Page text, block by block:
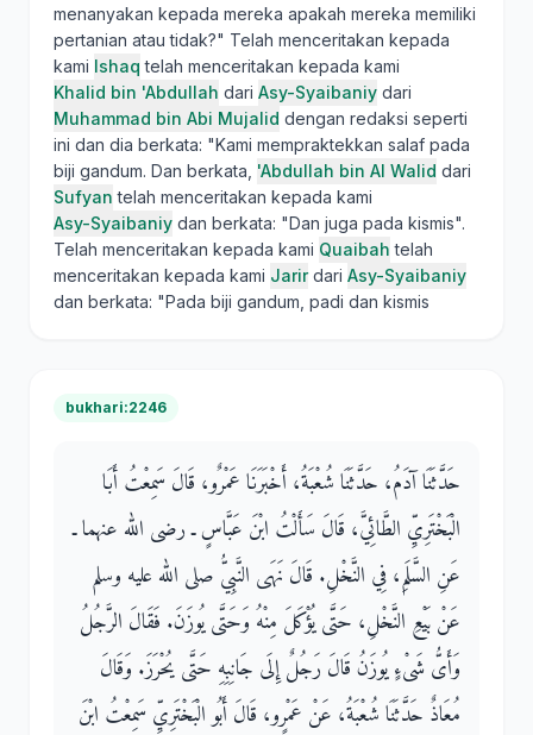
menanyakan kepada mereka apakah mereka memiliki
pertanian atau tidak?" Telah menceritakan kepada
kami Ishaq telah menceritakan kepada kami
Khalid bin 'Abdullah dari Asy-Syaibaniy dari
Muhammad bin Abi Mujalid dengan redaksi seperti
ini dan dia berkata: "Kami mempraktekkan salaf pada
biji gandum. Dan berkata, 'Abdullah bin Al Walid dari
Sufyan telah menceritakan kepada kami
Asy-Syaibaniy dan berkata: "Dan juga pada kismis".
Telah menceritakan kepada kami Quaibah telah
menceritakan kepada kami Jarirdari Asy-Syaibaniy
dan berkata: "Pada biji gandum, padi dan kismis
bukhari:2246
حَدَّثَنَا آدَمُ، حَدَّثَنَا شُعْبَةُ، أَخْبَرَنَا عَمْرٌو، قَالَ سَمِعْتُ أَبَا
الْبَخْتَرِيِّ الطَّائِيَّ، قَالَ سَأَلْتُ ابْنَ عَبَّاسٍ ـ رضى الله عنهما ـ
عَنِ السَّلَمِ، فِي النَّخْلِ‏.‏ قَالَ نَهَى النَّبِيُّ صلى الله عليه وسلم
عَنْ بَيْعِ النَّخْلِ، حَتَّى يُؤْكَلَ مِنْهُ وَحَتَّى يُوزَنَ‏.‏ فَقَالَ الرَّجُلُ
وَأَىُّ شَىْءٍ يُوزَنُ قَالَ رَجُلٌ إِلَى جَانِبِهِ حَتَّى يُحْرَزَ‏.‏ وَقَالَ
مُعَاذٌ حَدَّثَنَا شُعْبَةُ، عَنْ عَمْرٍو، قَالَ أَبُو الْبَخْتَرِيِّ سَمِعْتُ ابْنَ